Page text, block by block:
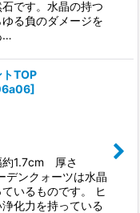
です。水晶の持つ
る負のダメージを
…
TOP
]
1.7cm 厚さ
デンクォーツは水晶
いるものです。 ヒ
化力を持っている